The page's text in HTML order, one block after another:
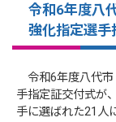
令和6年度八
強化指定選手
令和6年度八代市
手指定証交付式が
手に選ばれた21人